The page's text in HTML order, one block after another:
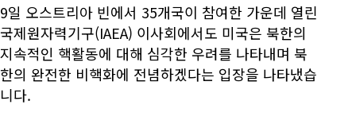
9일 오스트리아 빈에서 35개국이 참여한 가운데 열린
국제원자력기구(IAEA) 이사회에서도 미국은 북한의
지속적인 핵활동에 대해 심각한 우려를 나타내며 북
한의 완전한 비핵화에 전념하겠다는 입장을 나타냈습
니다.